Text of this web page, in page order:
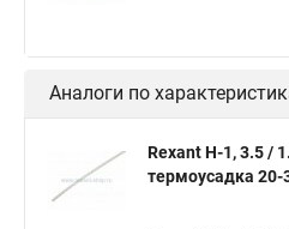
Трубка термоусадочная 1м
Производство термоусадочных
Термоусадка с клеем
Аналоги по
Rexant Н-1, 3.5 /
термоусадка 20-